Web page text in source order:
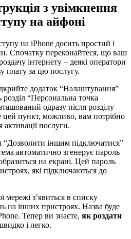
з увімкнення
на айфоні
на iPhone досить простий і
Спочатку переконайтеся, що ваш
інтернету – деякі оператори
плату за цю послугу.
додаток “Налаштування”
“Персональна точка
одразу після розділу
пункт, можливо, вам потрібно
активації послуги.
“Дозволити іншим підключатися”
автоматично згенерує пароль
на екрані. Цей пароль
які підключаються до
мережі з’явиться в списку
на інших пристроях. Назва буде
Тепер ви знаєте, як роздати
і легко.